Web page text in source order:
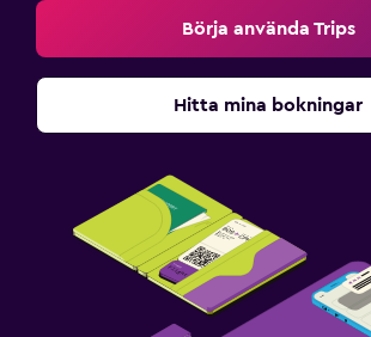
Börja använda Trips
Hitta mina bokningar